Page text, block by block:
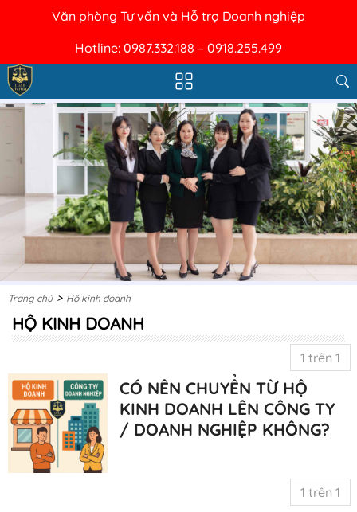
Văn phòng Tư vấn và Hỗ trợ Doanh nghiệp
Hotline: 0987.332.188 – 0918.255.499
Trang chủ > Hộ kinh doanh
HỘ KINH DOANH
1 trên 1
CÓ NÊN CHUYỂN TỪ HỘ
KINH DOANH LÊN CÔNG TY
/ DOANH NGHIỆP KHÔNG?
1 trên 1